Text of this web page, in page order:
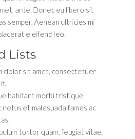
ante. Donec eu libero sit
semper. Aenean ultricies mi
eleifend leo.
Lists
dolor sit amet, consectetuer
habitant morbi tristique
et malesuada fames ac
tortor quam, feugiat vitae,